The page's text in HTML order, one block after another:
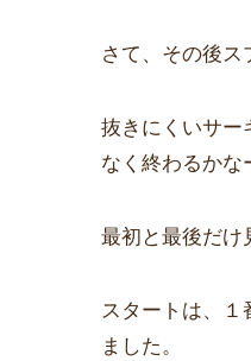
さて、その後ス
抜きにくいサー
なく終わるかな
最初と最後だけ
スタートは、１
ました。